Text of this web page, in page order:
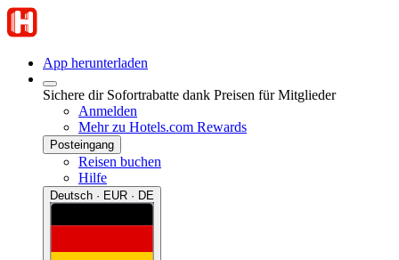
App herunterladen
Sichere dir Sofortrabatte dank Preisen für Mitglieder
Anmelden
Mehr zu Hotels.com Rewards
Posteingang
Reisen buchen
Hilfe
Deutsch · EUR · DE